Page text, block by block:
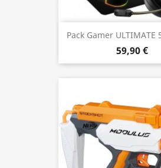
Pack Gamer ULTIMATE
59,90 €